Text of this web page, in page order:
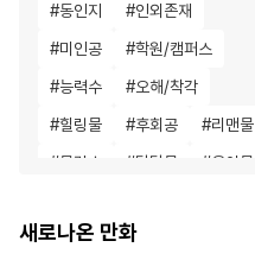
#동인지 #인외존재
#미인공 #학원/캠퍼스
#능력수 #오해/착각
#힐링물 #후회공 #리맨물
#문란수 #달달물 #육아물
#쓰레기수
새로나온 만화